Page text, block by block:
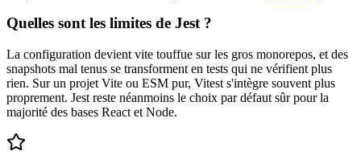
Quelles sont les limites de Jest ?
La configuration devient vite touffue sur les gros monorepos, et des
snapshots mal tenus se transforment en tests qui ne vérifient plus
rien. Sur un projet Vite ou ESM pur, Vitest s'intègre souvent plus
proprement. Jest reste néanmoins le choix par défaut sûr pour la
majorité des bases React et Node.